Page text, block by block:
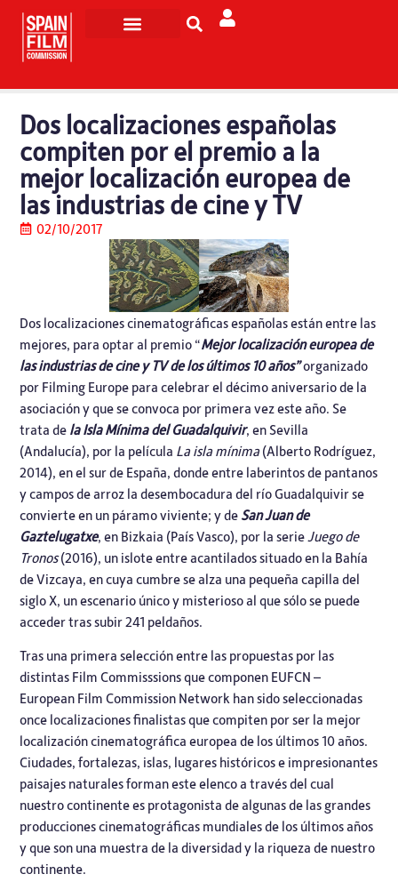
Dos localizaciones españolas
compiten por el premio a la
mejor localización europea de
las industrias de cine y TV
02/10/2017
Dos localizaciones cinematográficas españolas están entre las
mejores, para optar al premio “Mejor localización europea de
las industrias de cine y TV de los últimos 10 años”organizado
por Filming Europe para celebrar el décimo aniversario de la
asociación y que se convoca por primera vez este año. Se
trata de la Isla Mínima del Guadalquivir, en Sevilla
(Andalucía), por la película La isla mínima(Alberto Rodríguez,
2014), en el sur de España, donde entre laberintos de pantanos
y campos de arroz la desembocadura del río Guadalquivir se
convierte en un páramo viviente; y de San Juan de
Gaztelugatxe, en Bizkaia (País Vasco), por la serie Juego de
Tronos(2016), un islote entre acantilados situado en la Bahía
de Vizcaya, en cuya cumbre se alza una pequeña capilla del
siglo X, un escenario único y misterioso al que sólo se puede
acceder tras subir 241 peldaños.
Tras una primera selección entre las propuestas por las
distintas Film Commisssions que componen EUFCN –
European Film Commission Network han sido seleccionadas
once localizaciones finalistas que compiten por ser la mejor
localización cinematográfica europea de los últimos 10 años.
Ciudades, fortalezas, islas, lugares históricos e impresionantes
paisajes naturales forman este elenco a través del cual
nuestro continente es protagonista de algunas de las grandes
producciones cinematográficas mundiales de los últimos años
y que son una muestra de la diversidad y la riqueza de nuestro
continente.